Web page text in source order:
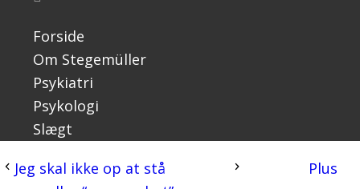
Forside
Om Stegemüller
Psykiatri
Psykologi
Slægt
Jeg skal ikke op at stå
Plus